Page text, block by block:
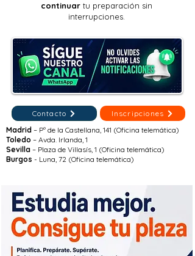
continuar tu preparación sin
interrupciones.
Contacto
Inscripciones
Madrid – Pº de la Castellana, 141 (Oficina telemática)
Toledo – Avda. Irlanda, 1
Sevilla – Plaza de Villasís, 1 (Oficina telemática)
Burgos - Luna, 72 (Oficina telemática)